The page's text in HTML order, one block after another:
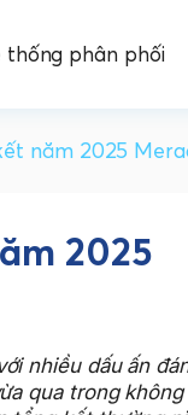
thống phân phối
năm 2025
2025
nhiều dấu ấn
qua trong